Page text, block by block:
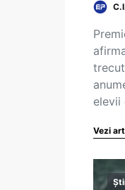
elevii
Vezi